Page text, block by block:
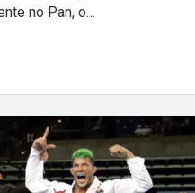
no Pan, o…